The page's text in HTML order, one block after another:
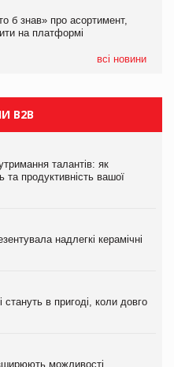
б знав» про асортимент,
на платформі
всі новини
мережу магазинів
B2B
талантів: як
та продуктивність вашої
надлегкі керамічні
стануть в пригоді, коли довго
можливості